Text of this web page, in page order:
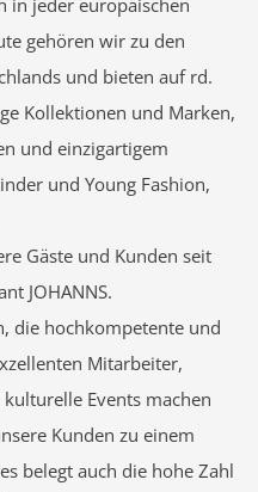
gehören wir zu den
und bieten auf rd.
Kollektionen und Marken,
und einzigartigem
und Young Fashion,
Gäste und Kunden seit
JOHANNS.
die hochkompetente und
Mitarbeiter,
Events machen
Kunden zu einem
belegt auch die hohe Zahl